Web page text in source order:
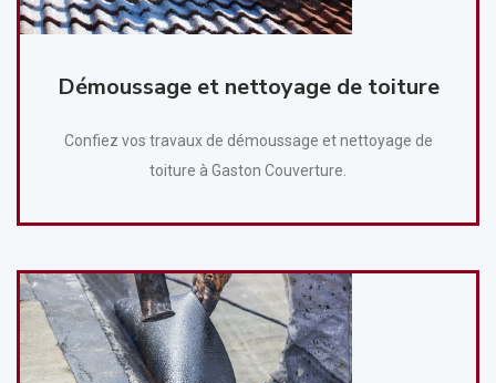
Démoussage et nettoyage de toiture
Confiez vos travaux de démoussage et nettoyage de
toiture à Gaston Couverture.